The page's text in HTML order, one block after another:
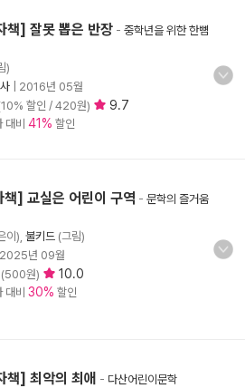
책] 잘못 뽑은 반장 - 중학년을 위한 한뼘
)
2016년 05월
할인 / 420원) 9.7
대비 41% 할인
] 교실은 어린이 구역 - 문학의 즐거움
이), 불키드 (그림)
2025년 09월
(500원) 10.0
대비 30% 할인
] 최악의 최애 - 다산어린이문학